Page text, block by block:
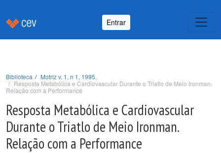
Entrar
Biblioteca
Motriz v. 1, n 1, 1995.
Resposta Metabólica e Cardiovascular Durante o Triatlo de Meio Ironman.
Relação com a Performance
Resposta Metabólica e Cardiovascular
Durante o Triatlo de Meio Ironman.
Relação com a Performance